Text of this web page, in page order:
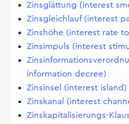
Zinsglättung (interest
Zinsgleichlauf (interest
Zinshöhe (interest rate
Zinsimpuls (interest
information decree)
Zinsinsel (interest island)
Zinskanal (interest
Zinskapitalisierungs-